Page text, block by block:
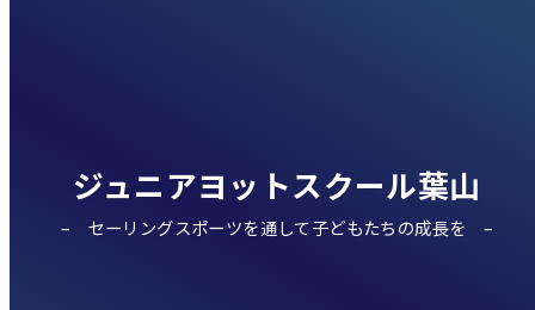
ジュニアヨットスクール葉山
セーリングスポーツを通して子どもたちの成長を